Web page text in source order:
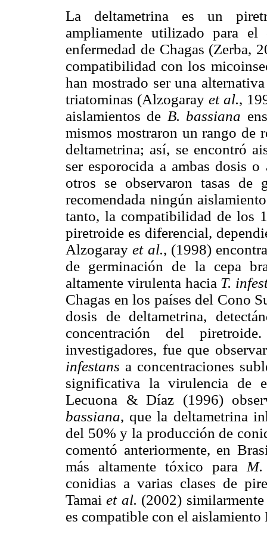
La deltametrina es un
ampliamente utilizado para
enfermedad de Chagas (Zerba,
compatibilidad con los
han mostrado ser una
triatominas (Alzogarayet al.,
aislamientos de B. bassiana
mismos mostraron un rango de
deltametrina; así, se encontró
ser esporocida a ambas dosis
otros se observaron tasas de
recomendada ningún
tanto, la compatibilidad de los
piretroide es diferencial,
Alzogarayet al., (1998)
de germinación de la cepa
altamente virulenta hacia T.
Chagas en los países del Cono
dosis de deltametrina,
concentración del
investigadores, fue que
infestans a concentraciones
significativa la virulencia de
Lecuona & Díaz (1996)
bassiana, que la deltametrina
del 50% y la producción de
comentó anteriormente, en
más altamente tóxico para
conidias a varias clases de
Tamaiet al. (2002)
es compatible con el